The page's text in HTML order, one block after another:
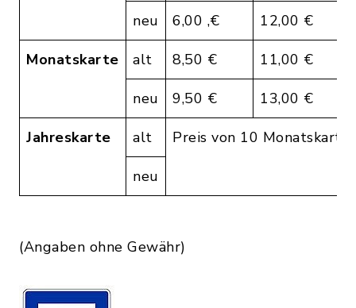
neu 6,00 ,€ 12,00 €
Monatskarte alt 8,50 € 11,00 €
neu 9,50 € 13,00 €
Jahreskarte alt Preis von 10
neu
(Angaben ohne Gewähr)